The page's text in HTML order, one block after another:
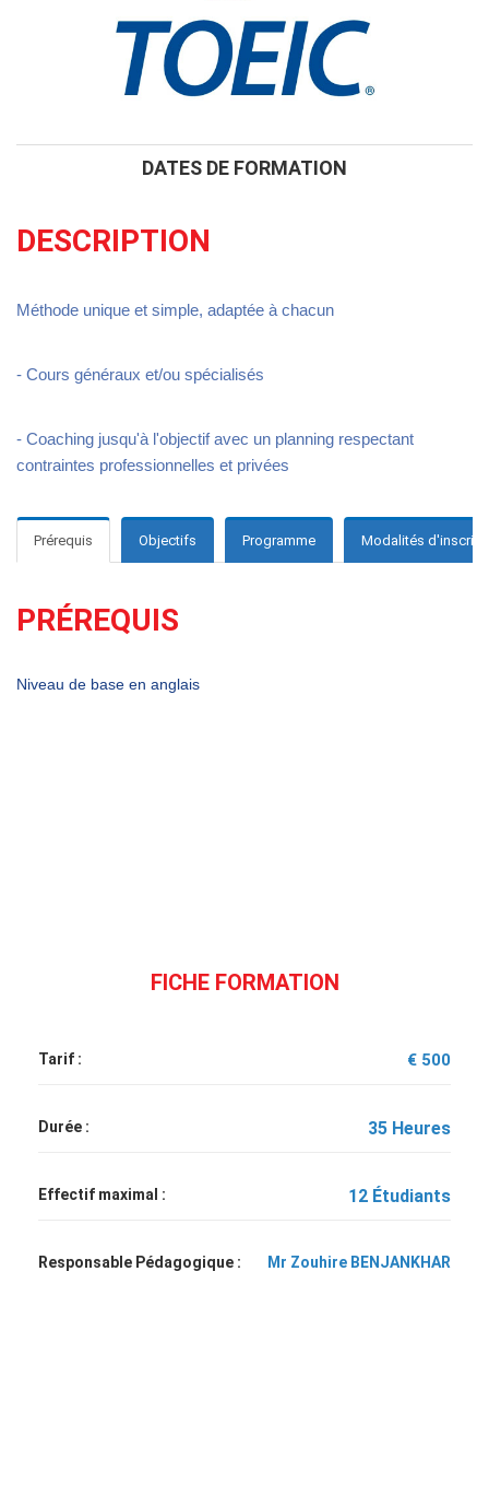
DATES DE FORMATION
DESCRIPTION
Méthode unique et simple, adaptée à chacun
- Cours généraux et/ou spécialisés
- Coaching jusqu'à l'objectif avec un planning respectant
contraintes professionnelles et privées
Prérequis Objectifs Programme Modalités
PRÉREQUIS
Niveau de base en anglais
FICHE FORMATION
Tarif : € 500
Durée : 35 Heures
Effectif maximal : 12 Étudiants
Responsable Pédagogique : Mr Zouhire BENJANKHAR